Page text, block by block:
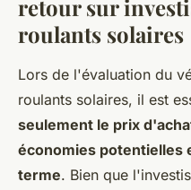
retour sur
roulants solaires
Lors de l'évaluation du
roulants solaires, il est
seulement le prix
économies potentielles
terme. Bien que